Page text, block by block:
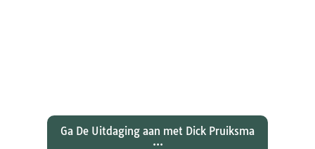
Ga De Uitdaging aan met Dick Pruiksma
...